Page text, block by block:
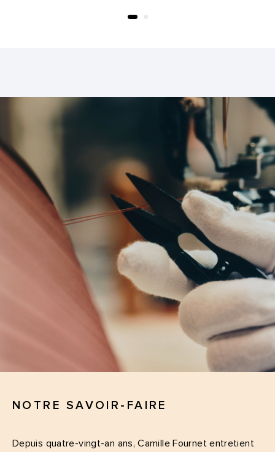
NOTRE SAVOIR-FAIRE
Depuis quatre-vingt-an ans, Camille Fournet entretient